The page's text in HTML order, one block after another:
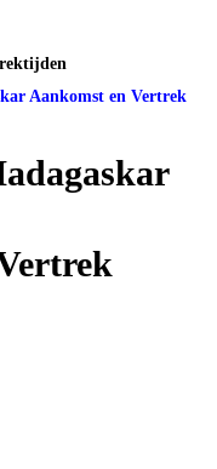
Aankomst en Vertrek